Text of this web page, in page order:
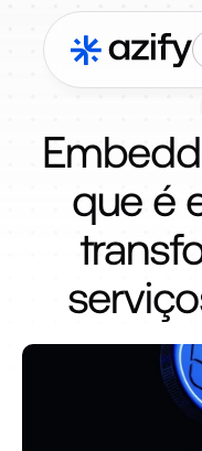
que é